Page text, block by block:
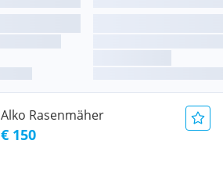
Alko Rasenmäher
€ 150